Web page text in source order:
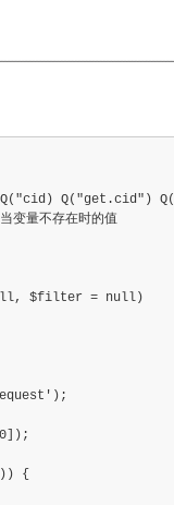
Q("get.cid")
量不存在时的值
$filter = null)
{